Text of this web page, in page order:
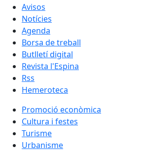
Avisos
Notícies
Agenda
Borsa de treball
Butlletí digital
Revista l'Espina
Rss
Hemeroteca
Promoció econòmica
Cultura i festes
Turisme
Urbanisme